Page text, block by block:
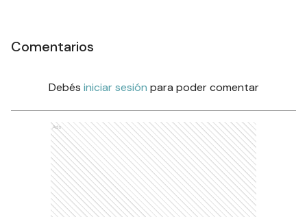
Comentarios
Debés iniciar sesión para poder comentar
Ads